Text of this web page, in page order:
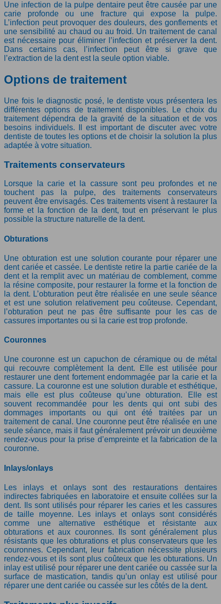
Une infection de la pulpe dentaire peut être causée par une
carie profonde ou une fracture qui expose la pulpe.
L’infection peut provoquer des douleurs, des gonflements et
une sensibilité au chaud ou au froid. Un traitement de canal
est nécessaire pour éliminer l’infection et préserver la dent.
Dans certains cas, l’infection peut être si grave que
l’extraction de la dent est la seule option viable.
Options de traitement
Une fois le diagnostic posé, le dentiste vous présentera les
différentes options de traitement disponibles. Le choix du
traitement dépendra de la gravité de la situation et de vos
besoins individuels. Il est important de discuter avec votre
dentiste de toutes les options et de choisir la solution la plus
adaptée à votre situation.
Traitements conservateurs
Lorsque la carie et la cassure sont peu profondes et ne
touchent pas la pulpe, des traitements conservateurs
peuvent être envisagés. Ces traitements visent à restaurer la
forme et la fonction de la dent, tout en préservant le plus
possible la structure naturelle de la dent.
Obturations
Une obturation est une solution courante pour réparer une
dent cariée et cassée. Le dentiste retire la partie cariée de la
dent et la remplit avec un matériau de comblement, comme
la résine composite, pour restaurer la forme et la fonction de
la dent. L’obturation peut être réalisée en une seule séance
et est une solution relativement peu coûteuse. Cependant,
l’obturation peut ne pas être suffisante pour les cas de
cassures importantes ou si la carie est trop profonde.
Couronnes
Une couronne est un capuchon de céramique ou de métal
qui recouvre complètement la dent. Elle est utilisée pour
restaurer une dent fortement endommagée par la carie et la
cassure. La couronne est une solution durable et esthétique,
mais elle est plus coûteuse qu’une obturation. Elle est
souvent recommandée pour les dents qui ont subi des
dommages importants ou qui ont été traitées par un
traitement de canal. Une couronne peut être réalisée en une
seule séance, mais il faut généralement prévoir un deuxième
rendez-vous pour la prise d’empreinte et la fabrication de la
couronne.
Inlays/onlays
Les inlays et onlays sont des restaurations dentaires
indirectes fabriquées en laboratoire et ensuite collées sur la
dent. Ils sont utilisés pour réparer les caries et les cassures
de taille moyenne. Les inlays et onlays sont considérés
comme une alternative esthétique et résistante aux
obturations et aux couronnes. Ils sont généralement plus
résistants que les obturations et plus conservateurs que les
couronnes. Cependant, leur fabrication nécessite plusieurs
rendez-vous et ils sont plus coûteux que les obturations. Un
inlay est utilisé pour réparer une dent cariée ou cassée sur la
surface de mastication, tandis qu’un onlay est utilisé pour
réparer une dent cariée ou cassée sur les côtés de la dent.